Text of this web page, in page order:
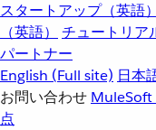
スタートアップ（英語）
（英語）
チュートリア
パートナー
English (Full site) 日本
お問い合わせ MuleSoft
点